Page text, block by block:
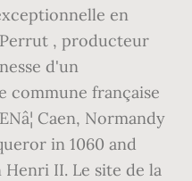
en
, producteur
d'un
commune française
Caen, Normandy
in 1060 and
II. Le site de la